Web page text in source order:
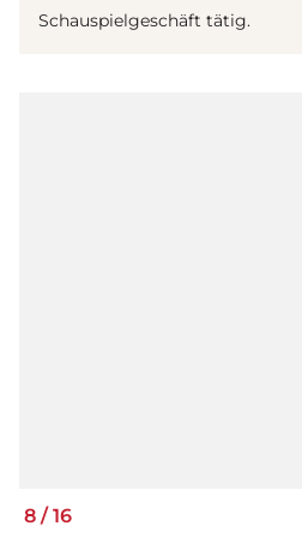
Schauspielgeschäft tätig.
8 / 16